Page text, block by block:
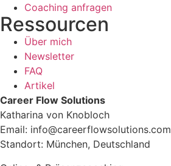
Coaching anfragen
Ressourcen
Über mich
Newsletter
FAQ
Artikel
Career Flow Solutions
Katharina von Knobloch
Email: info@careerflowsolutions.com
Standort: München, Deutschland